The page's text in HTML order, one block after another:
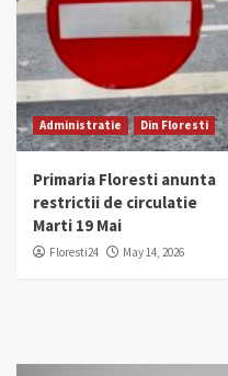
Administratie Din Floresti
Primaria Floresti anunta
restrictii de circulatie
Marti 19 Mai
Floresti24 May 14, 2026